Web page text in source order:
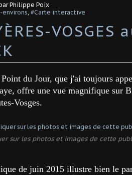
Philippe Poix
environs #Carte interactive
du Jour, que j'ai toujours
offre une vue magnifique sur
Vosges.
sur les photos et images de cette
de juin 2015 illustre bien le